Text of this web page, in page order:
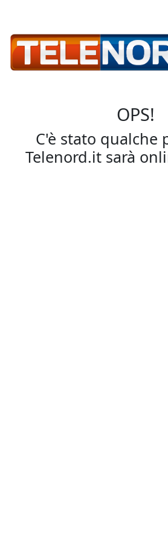
OPS!
C'è stato qualche
Telenord.it sarà